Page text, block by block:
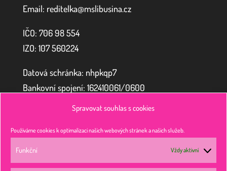
Spravovat souhlas s cookies
Používáme cookies k optimalizaci našich webových stránek a našich služeb.
Funkční Vždy aktivní
Email: reditelka@mslibusina.cz
IČO: 706 98 554
IZO: 107 560224
Datová schránka: nhpkqp7
Bankovní spojení: 162410061/0600
Zřizovatel
Město Doksy